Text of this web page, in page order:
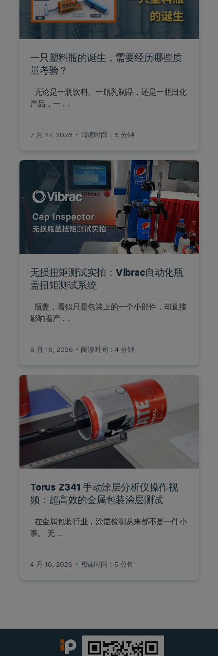
一只塑料瓶的诞生，需要经历哪些质
量考验？
无论是一瓶饮料、一瓶乳制品，还是一瓶日化
产品，一 …
7 月 27, 2026 阅读时间：6 分钟
无损扭矩测试实拍：Vibrac自动化瓶
盖扭矩测试系统
瓶盖，看似只是包装上的一个小部件，却直接
影响着产 …
6 月 16, 2026 阅读时间：4 分钟
Torus Z341 手动涂层分析仪操作视
频：超高效的金属包装涂层测试
在金属包装行业，涂层检测从来都不是一件小
事。 无 …
4 月 16, 2026 阅读时间：5 分钟